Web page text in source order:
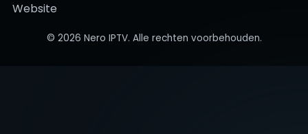
Website
© 2026 Nero IPTV. Alle rechten voorbehouden.